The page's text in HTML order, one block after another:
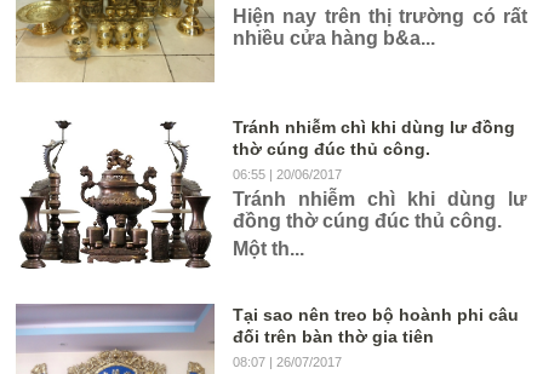
Hiện nay trên thị trường có rất
nhiều cửa hàng b&a...
Tránh nhiễm chì khi dùng lư đồng
thờ cúng đúc thủ công.
06:55| 20/06/2017
Tránh nhiễm chì khi dùng lư
đồng thờ cúng đúc thủ công.
Một th...
Tại sao nên treo bộ hoành phi câu
đối trên bàn thờ gia tiên
08:07| 26/07/2017